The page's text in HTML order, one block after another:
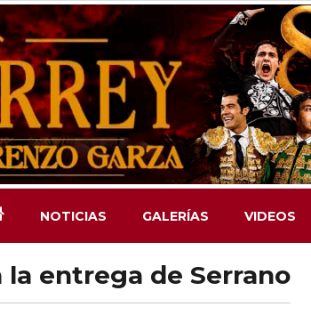
NOTICIAS GALERÍAS VIDEOS
la entrega de Serrano